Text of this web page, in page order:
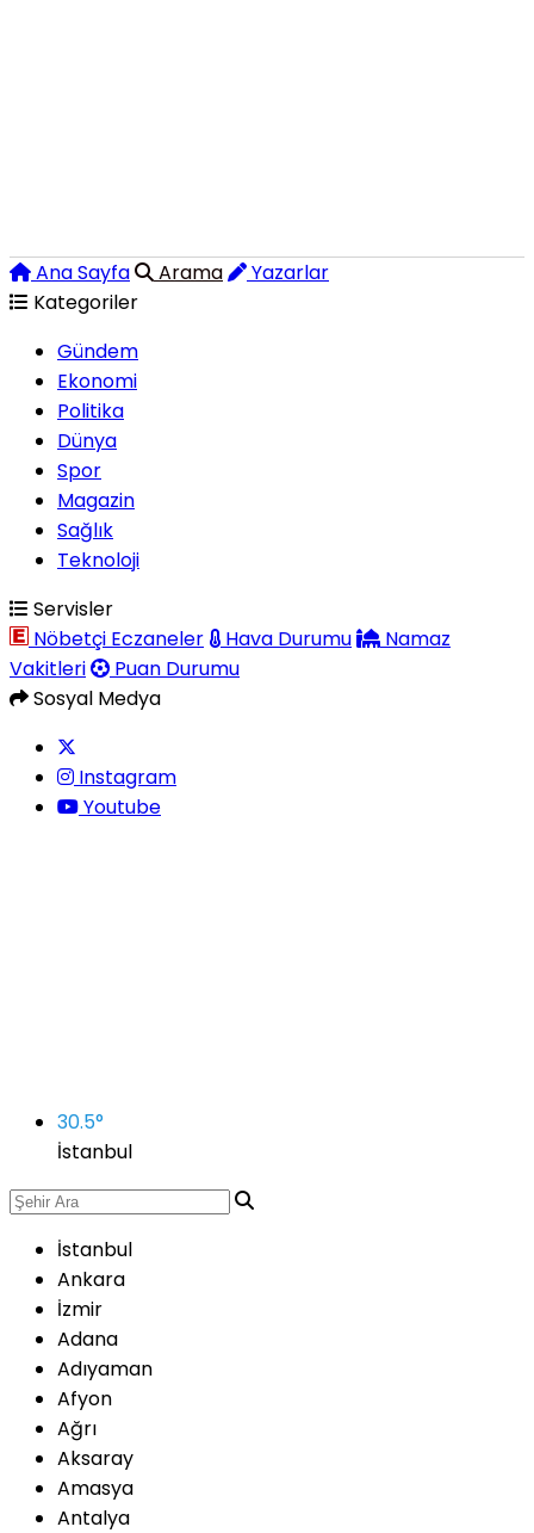
Ana Sayfa Arama
Yazarlar
Kategoriler
Gündem
Ekonomi
Politika
Dünya
Spor
Magazin
Sağlık
Teknoloji
Servisler
Nöbetçi Eczaneler
Hava Durumu
Namaz
Vakitleri
Puan Durumu
Sosyal Medya
Instagram
Youtube
30.5°
İstanbul
İstanbul
Ankara
İzmir
Adana
Adıyaman
Afyon
Ağrı
Aksaray
Amasya
Antalya